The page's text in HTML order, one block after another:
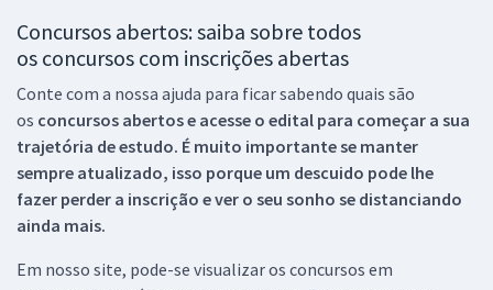
Concursos abertos: saiba sobre todos
os concursos com inscrições abertas
Conte com a nossa ajuda para ficar sabendo quais são
os concursos abertos e acesse o edital para começar a sua
trajetória de estudo. É muito importante se manter
sempre atualizado, isso porque um descuido pode lhe
fazer perder a inscrição e ver o seu sonho se distanciando
ainda mais.
Em nosso site, pode-se visualizar os concursos em